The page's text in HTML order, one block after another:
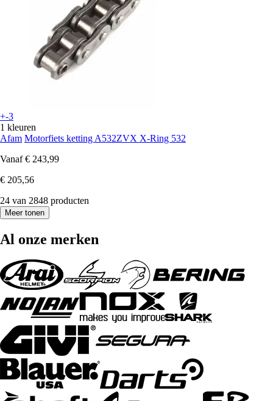
+-3
1 kleuren
Afam Motorfiets ketting A532ZVX X-Ring 532
Vanaf € 243,99
€ 205,56
24 van 2848 producten
Meer tonen
Al onze merken